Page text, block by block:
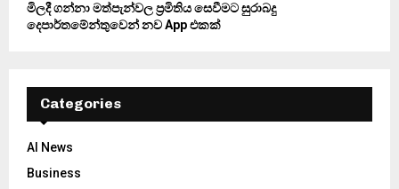
මිලදී ගන්නා මත්පැන්වල ප්‍රමිතිය සෙවීමට සුරාබදු
දෙපාර්තමේන්තුවෙන් නව App එකක්
Categories
AI News
Business